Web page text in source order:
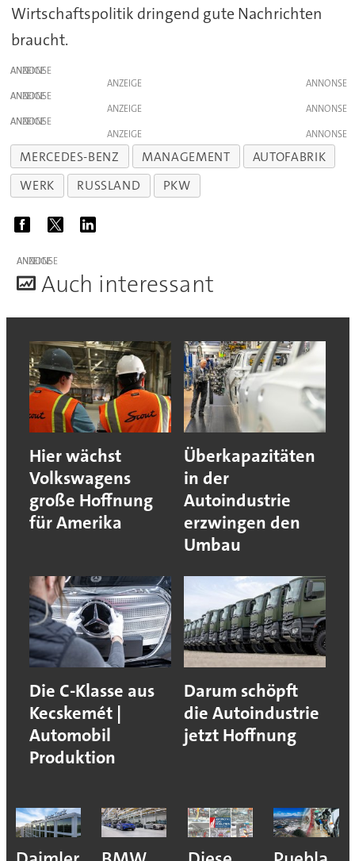
Wirtschaftspolitik dringend gute Nachrichten
braucht.
ANZEIGE
ANZEIGE
ANZEIGE
ANZEIGE
ANZEIGE
ANZEIGE
MERCEDES-BENZ MANAGEMENT
AUTOFABRIK
WERK
RUSSLAND PKW
ANZEIGE
Auch interessant
Hier wächst
Volkswagens
große Hoffnung
für Amerika
Überkapazitäten
in der
Autoindustrie
erzwingen den
Umbau
Die C-Klasse aus
Kecskemét |
Automobil
Produktion
Darum schöpft
die Autoindustrie
jetzt Hoffnung